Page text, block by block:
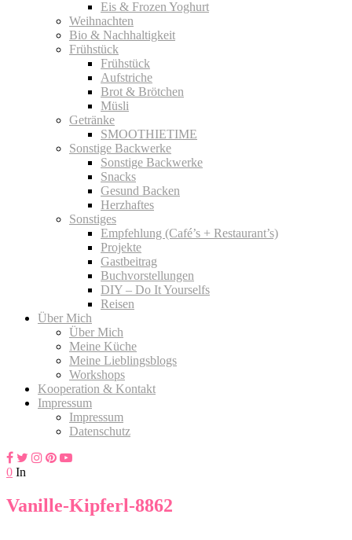
Eis & Frozen Yoghurt
Weihnachten
Bio & Nachhaltigkeit
Frühstück
Frühstück
Aufstriche
Brot & Brötchen
Müsli
Getränke
SMOOTHIETIME
Sonstige Backwerke
Sonstige Backwerke
Snacks
Gesund Backen
Herzhaftes
Sonstiges
Empfehlung (Café’s + Restaurant’s)
Projekte
Gastbeitrag
Buchvorstellungen
DIY – Do It Yourselfs
Reisen
Über Mich
Über Mich
Meine Küche
Meine Lieblingsblogs
Workshops
Kooperation & Kontakt
Impressum
Impressum
Datenschutz
0 In
Vanille-Kipferl-8862